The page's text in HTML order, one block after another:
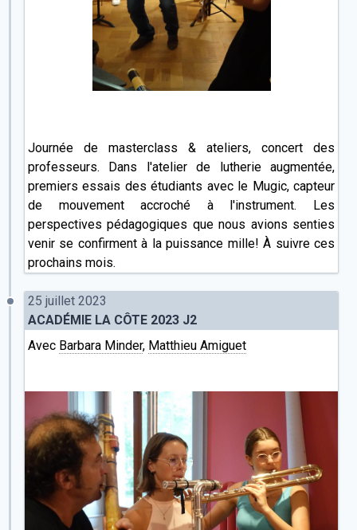
Journée de masterclass & ateliers, concert des
professeurs. Dans l'atelier de lutherie augmentée,
premiers essais des étudiants avec le Mugic, capteur
de mouvement accroché à l'instrument. Les
perspectives pédagogiques que nous avions senties
venir se confirment à la puissance mille! À suivre ces
prochains mois.
25 juillet 2023
ACADÉMIE LA CÔTE 2023 J2
Avec Barbara Minder, Matthieu Amiguet